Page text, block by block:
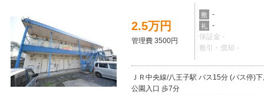
2.5万円
管理費 3500円
敷 -
礼
-
保証金 -
敷引・償却 -
ＪＲ中央線/八王子駅 バス15分 (バス停)
公園入口 歩7分